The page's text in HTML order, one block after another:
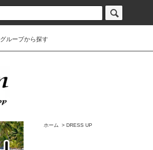
グループから探す
ホーム > DRESS UP